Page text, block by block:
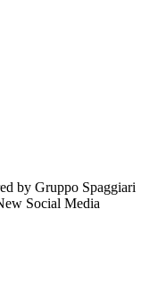
by Gruppo Spaggiari
Social Media